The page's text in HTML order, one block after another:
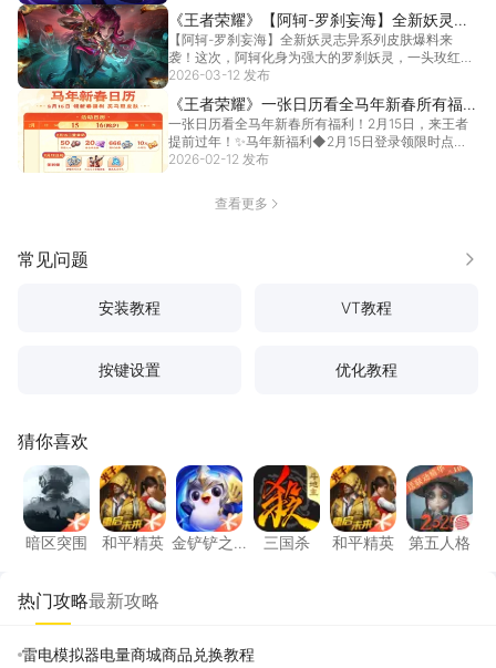
《王者荣耀》【阿轲-罗刹妄海】全新妖灵志
异系列皮肤爆料来袭！
【阿轲-罗刹妄海】全新妖灵志异系列皮肤爆料来
袭！这次，阿轲化身为强大的罗刹妖灵，一头玫红及
腰长发，诡... [详情]
2026-03-12 发布
《王者荣耀》一张日历看全马年新春所有福
利！2月15日，来王者提前过年！
一张日历看全马年新春所有福利！2月15日，来王者
提前过年！✨马年新福利◆2月15日登录领限时点
券、暴... [详情]
2026-02-12 发布
查看更多
常见问题 更多
安装教程 VT教程
按键设置 优化教程
猜你喜欢
暗区突围
暗区突围
和平精英
和平精英
金铲铲之战
金铲铲之
三国杀
三国杀
和平精英
和平精英
第五人
第五人格
热门攻略最新攻略
雷电模拟器电量商城商品兑换教程